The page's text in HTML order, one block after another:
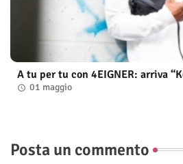
A tu per tu con 4EIGNER: arriva
01 maggio
Posta un commento